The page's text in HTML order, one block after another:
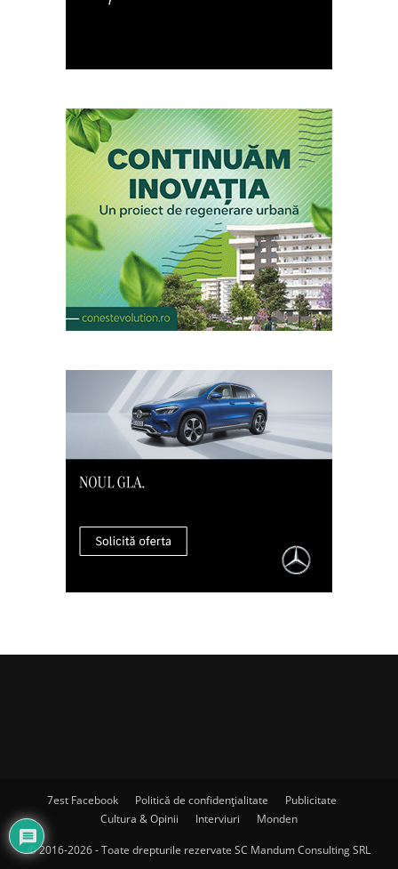
7est Facebook Politică de confidențialitate
Publicitate
Cultura & Opinii
Interviuri Monden
© 2016-2026 - Toate drepturile rezervate SC Mandum Consulting SRL